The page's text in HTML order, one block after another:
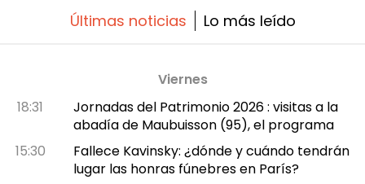
Últimas noticias Lo más leído
Viernes
18:31
Jornadas del Patrimonio 2026 : visitas a la
abadía de Maubuisson (95), el programa
15:30
Fallece Kavinsky: ¿dónde y cuándo tendrán
lugar las honras fúnebres en París?